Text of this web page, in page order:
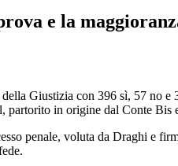
e la
Giustizia con 396 sì, 57 no
in origine dal Conte
penale, voluta da Draghi e